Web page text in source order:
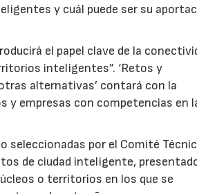
y cuál puede ser su
el papel clave de la
inteligentes”. ‘Retos y
alternativas’ contará con la
y empresas con competencias en
seleccionadas por el Comité
de ciudad inteligente,
o territorios en los que se